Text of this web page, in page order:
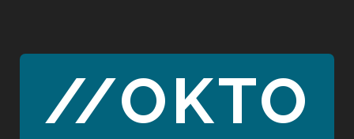
//OKTO